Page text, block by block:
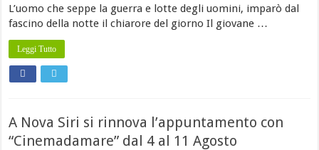
L’uomo che seppe la guerra e lotte degli uomini, imparò dal
fascino della notte il chiarore del giorno Il giovane …
Leggi Tutto
A Nova Siri si rinnova l’appuntamento con
“Cinemadamare” dal 4 al 11 Agosto